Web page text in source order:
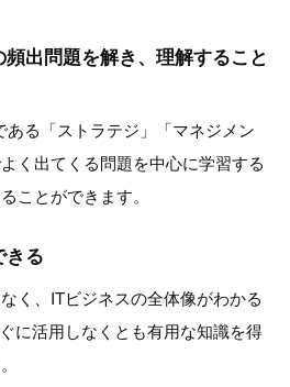
出問題を解き、理解すること
ある「ストラテジ」「マネジメン
く出てくる問題を中心に学習する
ことができます。
きる
く、ITビジネスの全体像がわかる
に活用しなくとも有用な知識を得